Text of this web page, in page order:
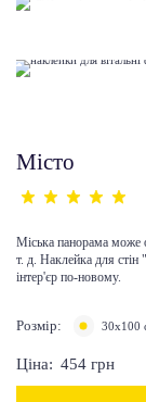
Місто
Міська панорама може
т. д. Наклейка для стін
інтер'єр по-новому.
Розмір: 30х100
Ціна: 454 грн